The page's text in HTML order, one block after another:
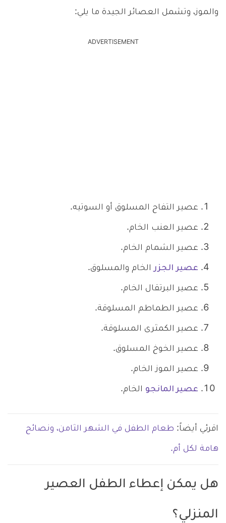
والموز، وتشمل العصائر الجيدة ما يلي:
ADVERTISEMENT
عصير التفاح المسلوق أو السوتيه.
عصير العنب الخام.
عصير الشمام الخام.
عصير الجزرالخام والمسلوق.
عصير البرتقال الخام.
عصير الطماطم المسلوقة.
عصير الكمثرى المسلوقة.
عصير الخوخ المسلوق.
عصير الموز الخام.
عصير المانجو الخام.
اقرئي أيضاً: طعام الطفل في الشهر الثامن، ونصائح
هامة لكل أم.
هل يمكن إعطاء الطفل العصير
المنزلي؟